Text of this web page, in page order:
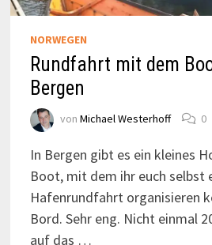
NORWEGEN
Rundfahrt mit dem
Bergen
von Michael Westerhoff 0
In Bergen gibt es ein kleines
Boot, mit dem ihr euch selbst
Hafenrundfahrt organisieren
Bord. Sehr eng. Nicht einmal
auf das …